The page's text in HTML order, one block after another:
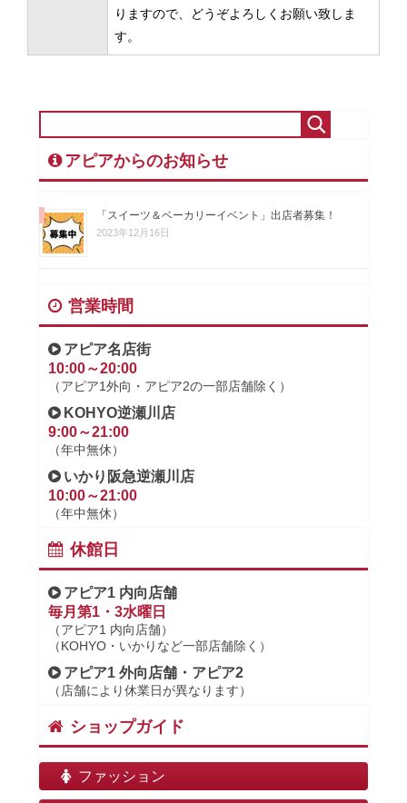
りますので、どうぞよろしくお願い致しま
す。
アピアからのお知らせ
「スイーツ＆ベーカリーイベント」出店者募集！
2023年12月16日
営業時間
アピア名店街
10:00～20:00
（アピア1外向・アピア2の一部店舗除く）
KOHYO逆瀬川店
9:00～21:00
（年中無休）
いかり阪急逆瀬川店
10:00～21:00
（年中無休）
休館日
アピア1 内向店舗
毎月第1・3水曜日
（アピア1 内向店舗）
（KOHYO・いかりなど一部店舗除く）
アピア1 外向店舗・アピア2
（店舗により休業日が異なります）
ショップガイド
ファッション